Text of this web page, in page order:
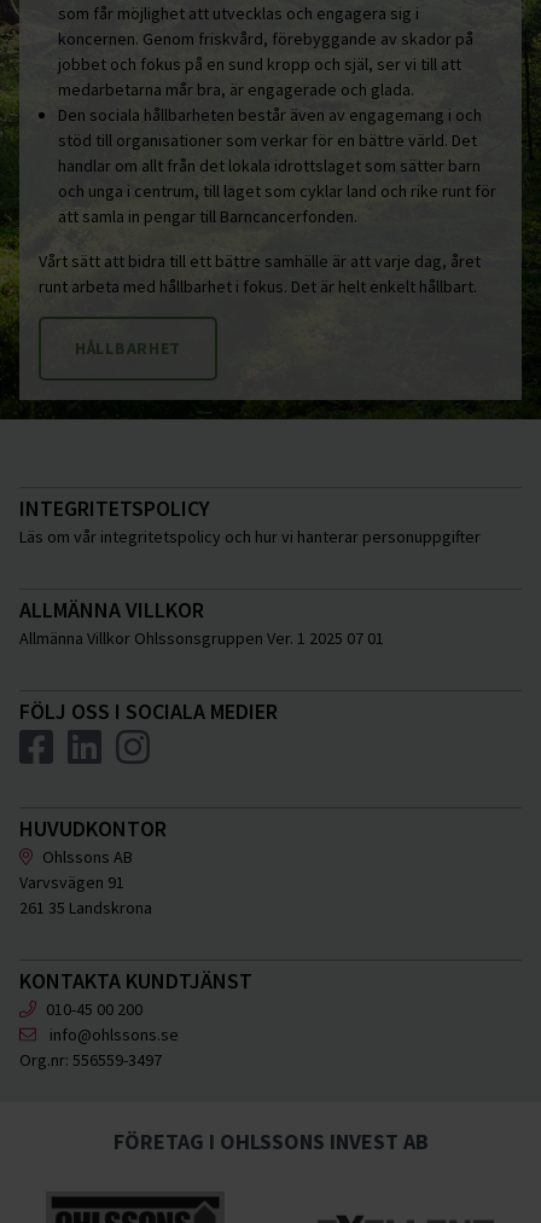
som får möjlighet att utvecklas och engagera sig i
koncernen. Genom friskvård, förebyggande av skador på
jobbet och fokus på en sund kropp och själ, ser vi till att
medarbetarna mår bra, är engagerade och glada.
Den sociala hållbarheten består även av engagemang i och
stöd till organisationer som verkar för en bättre värld. Det
handlar om allt från det lokala idrottslaget som sätter barn
och unga i centrum, till laget som cyklar land och rike runt för
att samla in pengar till Barncancerfonden.
Vårt sätt att bidra till ett bättre samhälle är att varje dag, året
runt arbeta med hållbarhet i fokus. Det är helt enkelt hållbart.
HÅLLBARHET
INTEGRITETSPOLICY
Läs om vår integritetspolicy och hur vi hanterar personuppgifter
ALLMÄNNA VILLKOR
Allmänna Villkor Ohlssonsgruppen Ver. 1 2025 07 01
FÖLJ OSS I SOCIALA MEDIER
HUVUDKONTOR
Ohlssons AB
Varvsvägen 91
261 35 Landskrona
KONTAKTA KUNDTJÄNST
010-45 00 200
info@ohlssons.se
Org.nr: 556559-3497
FÖRETAG I OHLSSONS INVEST AB